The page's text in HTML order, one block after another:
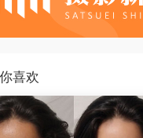
喜欢